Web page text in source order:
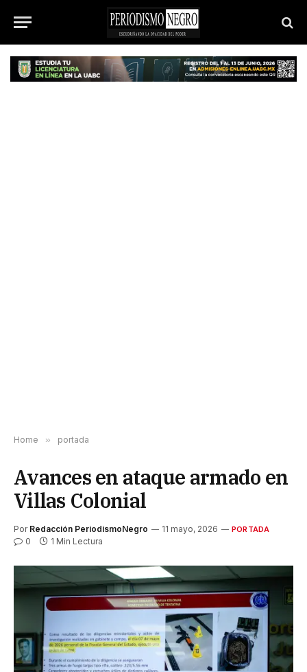
Home » portada
Avances en ataque armado en
Villas Colonial
Por Redacción PeriodismoNegro 11 mayo, 2026 PORTADA
0 1 Min Lectura